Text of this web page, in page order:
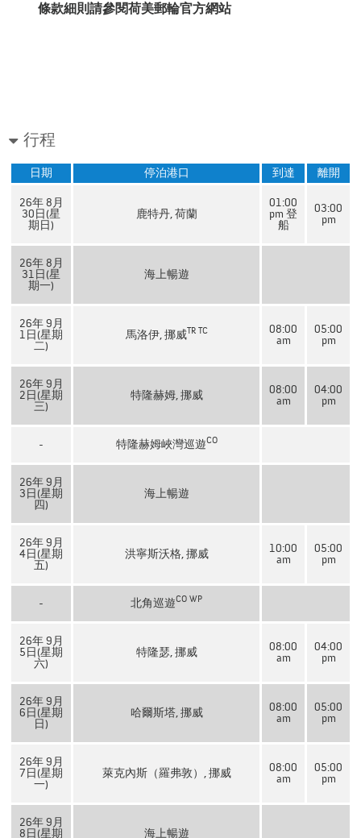
條款細則請參閱荷美郵輪官方網站
行程
日期 停泊港口 到達 離開
26年 8月
30日(星
期日)
鹿特丹, 荷蘭
01:00
pm 登
船
03:00
pm
26年 8月
31日(星
期一)
海上暢遊
26年 9月
1日(星期
二)
馬洛伊, 挪威TR TC
08:00
am
05:00
pm
26年 9月
2日(星期
三)
特隆赫姆, 挪威
08:00
am
04:00
pm
- 特隆赫姆峽灣巡遊CO
26年 9月
3日(星期
四)
海上暢遊
26年 9月
4日(星期
五)
洪寧斯沃格, 挪威
10:00
am
05:00
pm
- 北角巡遊CO WP
26年 9月
5日(星期
六)
特隆瑟, 挪威
08:00
am
04:00
pm
26年 9月
6日(星期
日)
哈爾斯塔, 挪威
08:00
am
05:00
pm
26年 9月
7日(星期
一)
萊克內斯（羅弗敦）, 挪威
08:00
am
05:00
pm
26年 9月
8日(星期
海上暢遊